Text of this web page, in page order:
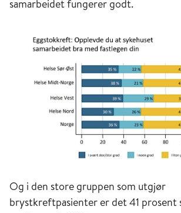
samarbeidet fungerer godt.
Og i den store gruppen som utgjør
brystkreftpasienter er det 41 prosent